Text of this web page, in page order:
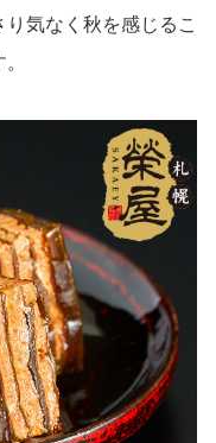
気なく秋を感じるこ